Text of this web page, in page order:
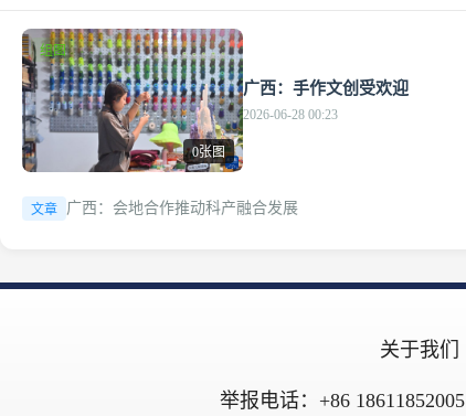
组图
0张图
广西：手作文创受欢迎
2026-06-28 00:23
文章 广西：会地合作推动科产融合发展
关于我们
举报电话：+86 18611852005